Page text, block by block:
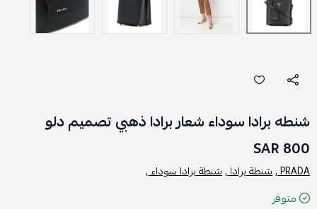
شنطه برادا سوداء شعار برادا ذهبي تصميم دلو
800 SAR
PRADA , شنطة برادا ,شنطة برادا سوداء ,
متوفر